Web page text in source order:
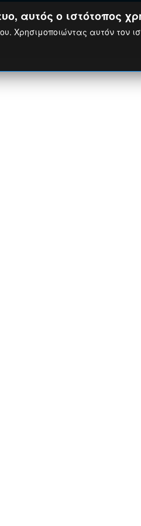
αυτός ο ιστότοπος
Χρησιμοποιώντας αυτόν τον